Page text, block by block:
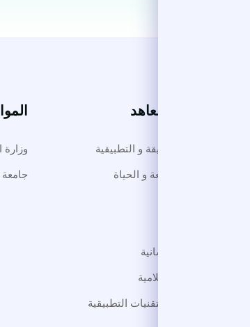
الكليات والمعاهد
كلية العلوم الدقيقة و التطبيقية
كلية علوم الطبيعة و الحياة
كلية العلوم الإنسانية
كلية العلوم الإسلامية
معهد العلوم و التقنيات التطبيقية
وزارة
جامعة